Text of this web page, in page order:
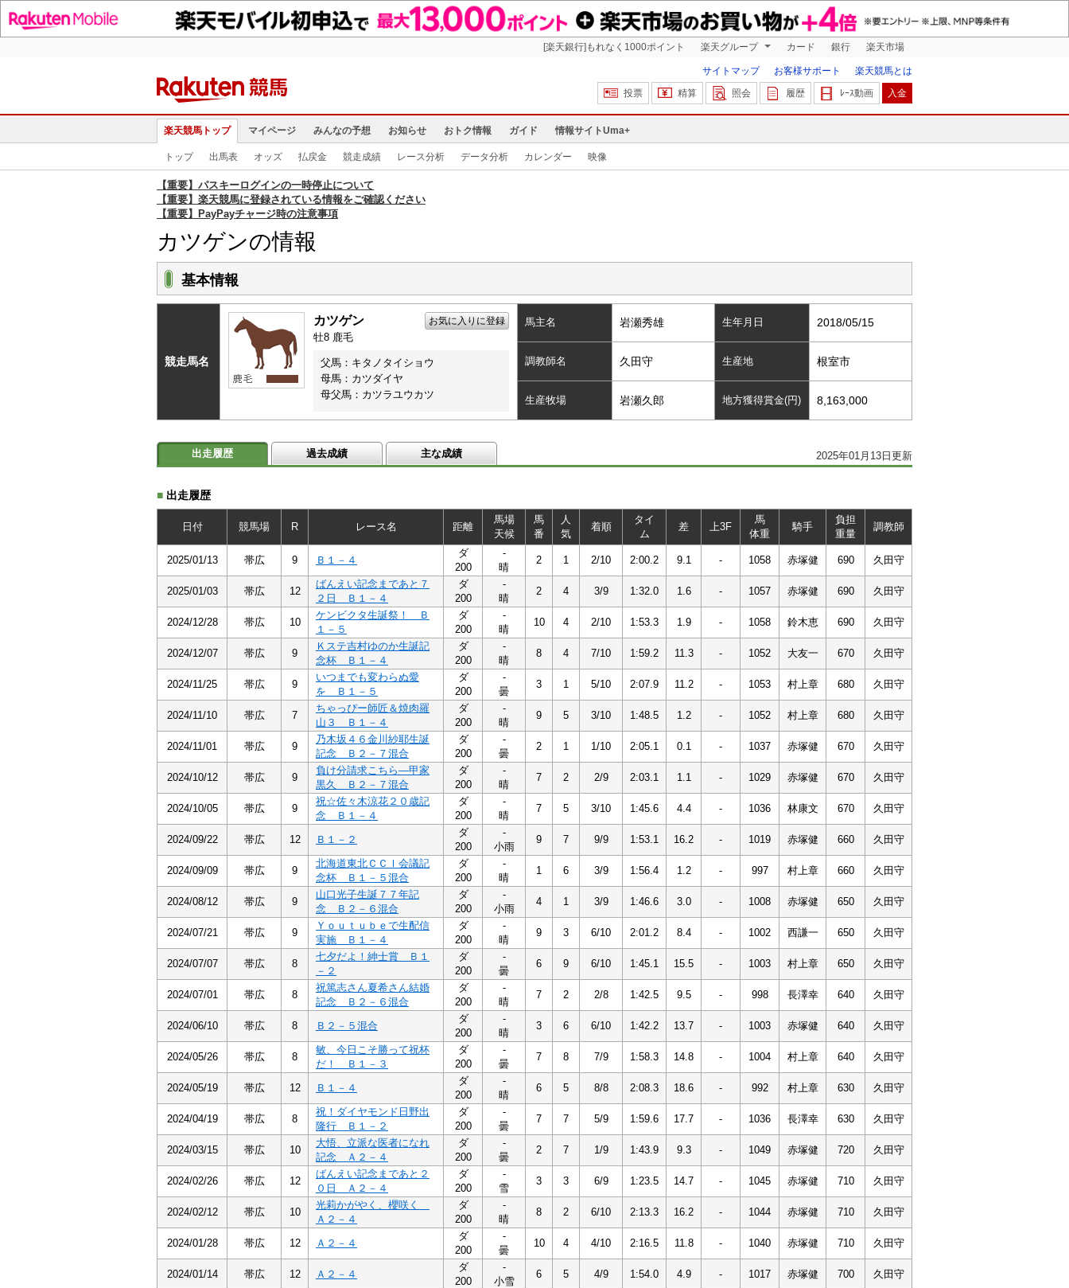
[楽天銀行]もれなく1000ポイント 楽天グループ カード 銀行 楽天市場
サイトマップ お客様サポート
楽天競馬とは
投票
精算 照会 履歴 ﾚｰｽ動画 入金
楽天競馬トップ マイページ みんなの予想 お知らせ おトク情報 ガイド 情報サイトUma+
トップ 出馬表 オッズ 払戻金 競走成績 レース分析 データ分析 カレンダー 映像
【重要】パスキーログインの一時停止について
【重要】楽天競馬に登録されている情報をご確認ください
【重要】PayPayチャージ時の注意事項
カツゲンの情報
基本情報
競走馬名
カツゲン お気に入りに登録
牡8 鹿毛
父馬：キタノタイショウ
母馬：カツダイヤ
母父馬：カツラユウカツ
馬主名 岩瀬秀雄 生年月日 2018/05/15
調教師名 久田守 生産地 根室市
生産牧場 岩瀬久郎 地方獲得賞金(円) 8,163,000
2025年01月13日更新
出走履歴 過去成績 主な成績
■ 出走履歴
日付 競馬場 R レース名 距離
馬場
天候
馬
番
人
気
着順
タイ
ム
差 上3F
馬
体重
騎手
負担
重量
調教師
2025/01/13 帯広 9 Ｂ１－４
ダ
200
-
晴
2 1 2/10 2:00.2 9.1 - 1058 赤塚健 690 久田守
2025/01/03 帯広 12
ばんえい記念まであと７
２日 Ｂ１－４
ダ
200
-
晴
2 4 3/9 1:32.0 1.6 - 1057 赤塚健 690 久田守
2024/12/28 帯広 10
ケンビクタ生誕祭！ Ｂ
１－５
ダ
200
-
晴
10 4 2/10 1:53.3 1.9 - 1058 鈴木恵 690 久田守
2024/12/07 帯広 9
Ｋステ吉村ゆのか生誕記
念杯 Ｂ１－４
ダ
200
-
晴
8 4 7/10 1:59.2 11.3 - 1052 大友一 670 久田守
2024/11/25 帯広 9
いつまでも変わらぬ愛
を Ｂ１－５
ダ
200
-
曇
3 1 5/10 2:07.9 11.2 - 1053 村上章 680 久田守
2024/11/10 帯広 7
ちゃっぴー師匠＆焼肉羅
山３ Ｂ１－４
ダ
200
-
晴
9 5 3/10 1:48.5 1.2 - 1052 村上章 680 久田守
2024/11/01 帯広 9
乃木坂４６金川紗耶生誕
記念 Ｂ２－７混合
ダ
200
-
曇
2 1 1/10 2:05.1 0.1 - 1037 赤塚健 670 久田守
2024/10/12 帯広 9
負け分請求こちら―甲家
黒久 Ｂ２－７混合
ダ
200
-
晴
7 2 2/9 2:03.1 1.1 - 1029 赤塚健 670 久田守
2024/10/05 帯広 9
祝☆佐々木涼花２０歳記
念 Ｂ１－４
ダ
200
-
晴
7 5 3/10 1:45.6 4.4 - 1036 林康文 670 久田守
2024/09/22 帯広 12 Ｂ１－２
ダ
200
-
小雨
9 7 9/9 1:53.1 16.2 - 1019 赤塚健 660 久田守
2024/09/09 帯広 9
北海道東北ＣＣＩ会議記
念杯 Ｂ１－５混合
ダ
200
-
晴
1 6 3/9 1:56.4 1.2 - 997 村上章 660 久田守
2024/08/12 帯広 9
山口光子生誕７７年記
念 Ｂ２－６混合
ダ
200
-
小雨
4 1 3/9 1:46.6 3.0 - 1008 赤塚健 650 久田守
2024/07/21 帯広 9
Ｙｏｕｔｕｂｅで生配信
実施 Ｂ１－４
ダ
200
-
晴
9 3 6/10 2:01.2 8.4 - 1002 西謙一 650 久田守
2024/07/07 帯広 8
七夕だよ！紳士賞 Ｂ１
－２
ダ
200
-
曇
6 9 6/10 1:45.1 15.5 - 1003 村上章 650 久田守
2024/07/01 帯広 8
祝篤志さん夏希さん結婚
記念 Ｂ２－６混合
ダ
200
-
晴
7 2 2/8 1:42.5 9.5 - 998 長澤幸 640 久田守
2024/06/10 帯広 8 Ｂ２－５混合
ダ
200
-
晴
3 6 6/10 1:42.2 13.7 - 1003 赤塚健 640 久田守
2024/05/26 帯広 8
敏、今日こそ勝って祝杯
だ！ Ｂ１－３
ダ
200
-
曇
7 8 7/9 1:58.3 14.8 - 1004 村上章 640 久田守
2024/05/19 帯広 12 Ｂ１－４
ダ
200
-
晴
6 5 8/8 2:08.3 18.6 - 992 村上章 630 久田守
2024/04/19 帯広 8
祝！ダイヤモンド日野出
隆行 Ｂ１－２
ダ
200
-
曇
7 7 5/9 1:59.6 17.7 - 1036 長澤幸 630 久田守
2024/03/15 帯広 10
大悟、立派な医者になれ
記念 Ａ２－４
ダ
200
-
曇
2 7 1/9 1:43.9 9.3 - 1049 赤塚健 720 久田守
2024/02/26 帯広 12
ばんえい記念まであと２
０日 Ａ２－４
ダ
200
-
雪
3 3 6/9 1:23.5 14.7 - 1045 赤塚健 710 久田守
2024/02/12 帯広 10
光莉かがやく、櫻咲く
Ａ２－４
ダ
200
-
晴
8 2 6/10 2:13.3 16.2 - 1044 赤塚健 710 久田守
2024/01/28 帯広 12 Ａ２－４
ダ
200
-
曇
10 4 4/10 2:16.5 11.8 - 1040 赤塚健 710 久田守
2024/01/14 帯広 12 Ａ２－４
ダ
200
-
小雪
6 5 4/9 1:54.0 4.9 - 1017 赤塚健 700 久田守